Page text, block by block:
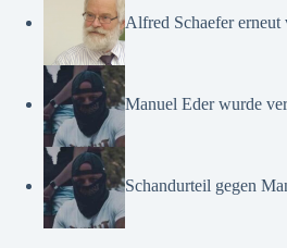
Alfred Schaefer erneut
Manuel Eder wurde
Schandurteil gegen